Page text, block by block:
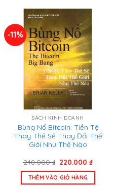
-11%
SÁCH KINH DOANH
Bùng Nổ Bitcoin: Tiền Tệ
Thay Thế Sẽ Thay Đổi Thế
Giới Như Thế Nào
248.000₫ Giá
là:
248.000 ₫.
220.000₫Giá
tại
THÊM VÀO GIỎ HÀNG